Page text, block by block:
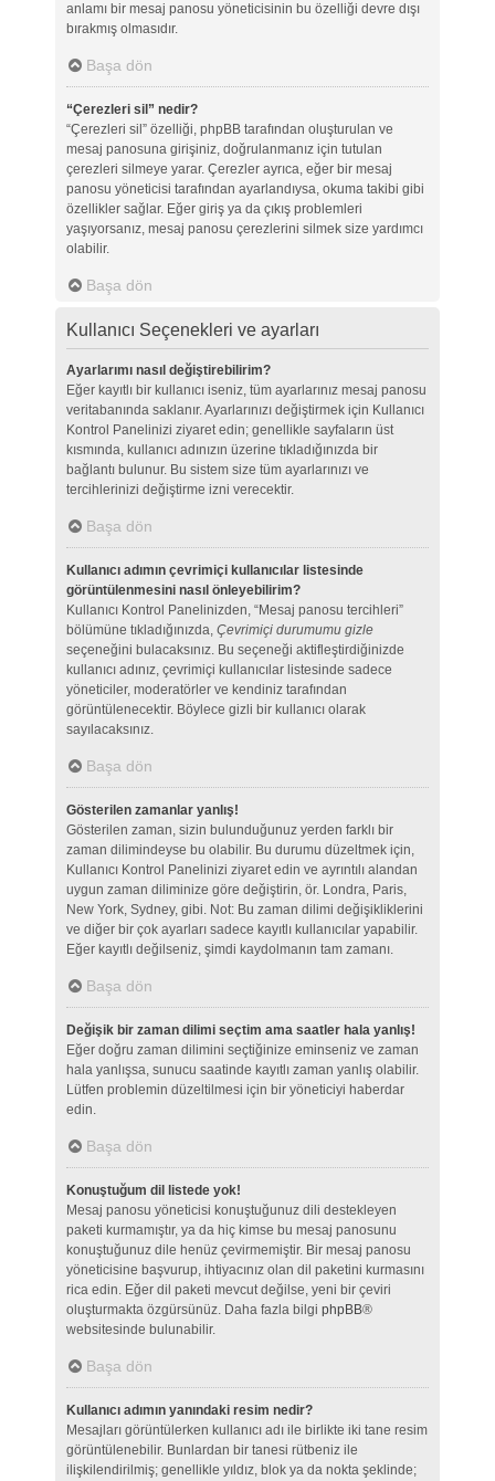
anlamı bir mesaj panosu yöneticisinin bu özelliği devre dışı
bırakmış olmasıdır.
Başa dön
“Çerezleri sil” nedir?
“Çerezleri sil” özelliği, phpBB tarafından oluşturulan ve
mesaj panosuna girişiniz, doğrulanmanız için tutulan
çerezleri silmeye yarar. Çerezler ayrıca, eğer bir mesaj
panosu yöneticisi tarafından ayarlandıysa, okuma takibi gibi
özellikler sağlar. Eğer giriş ya da çıkış problemleri
yaşıyorsanız, mesaj panosu çerezlerini silmek size yardımcı
olabilir.
Başa dön
Kullanıcı Seçenekleri ve ayarları
Ayarlarımı nasıl değiştirebilirim?
Eğer kayıtlı bir kullanıcı iseniz, tüm ayarlarınız mesaj panosu
veritabanında saklanır. Ayarlarınızı değiştirmek için Kullanıcı
Kontrol Panelinizi ziyaret edin; genellikle sayfaların üst
kısmında, kullanıcı adınızın üzerine tıkladığınızda bir
bağlantı bulunur. Bu sistem size tüm ayarlarınızı ve
tercihlerinizi değiştirme izni verecektir.
Başa dön
Kullanıcı adımın çevrimiçi kullanıcılar listesinde
görüntülenmesini nasıl önleyebilirim?
Kullanıcı Kontrol Panelinizden, “Mesaj panosu tercihleri”
bölümüne tıkladığınızda, Çevrimiçi durumumu gizle
seçeneğini bulacaksınız. Bu seçeneği aktifleştirdiğinizde
kullanıcı adınız, çevrimiçi kullanıcılar listesinde sadece
yöneticiler, moderatörler ve kendiniz tarafından
görüntülenecektir. Böylece gizli bir kullanıcı olarak
sayılacaksınız.
Başa dön
Gösterilen zamanlar yanlış!
Gösterilen zaman, sizin bulunduğunuz yerden farklı bir
zaman dilimindeyse bu olabilir. Bu durumu düzeltmek için,
Kullanıcı Kontrol Panelinizi ziyaret edin ve ayrıntılı alandan
uygun zaman diliminize göre değiştirin, ör. Londra, Paris,
New York, Sydney, gibi. Not: Bu zaman dilimi değişikliklerini
ve diğer bir çok ayarları sadece kayıtlı kullanıcılar yapabilir.
Eğer kayıtlı değilseniz, şimdi kaydolmanın tam zamanı.
Başa dön
Değişik bir zaman dilimi seçtim ama saatler hala yanlış!
Eğer doğru zaman dilimini seçtiğinize eminseniz ve zaman
hala yanlışsa, sunucu saatinde kayıtlı zaman yanlış olabilir.
Lütfen problemin düzeltilmesi için bir yöneticiyi haberdar
edin.
Başa dön
Konuştuğum dil listede yok!
Mesaj panosu yöneticisi konuştuğunuz dili destekleyen
paketi kurmamıştır, ya da hiç kimse bu mesaj panosunu
konuştuğunuz dile henüz çevirmemiştir. Bir mesaj panosu
yöneticisine başvurup, ihtiyacınız olan dil paketini kurmasını
rica edin. Eğer dil paketi mevcut değilse, yeni bir çeviri
oluşturmakta özgürsünüz. Daha fazla bilgi phpBB®
websitesinde bulunabilir.
Başa dön
Kullanıcı adımın yanındaki resim nedir?
Mesajları görüntülerken kullanıcı adı ile birlikte iki tane resim
görüntülenebilir. Bunlardan bir tanesi rütbeniz ile
ilişkilendirilmiş; genellikle yıldız, blok ya da nokta şeklinde;